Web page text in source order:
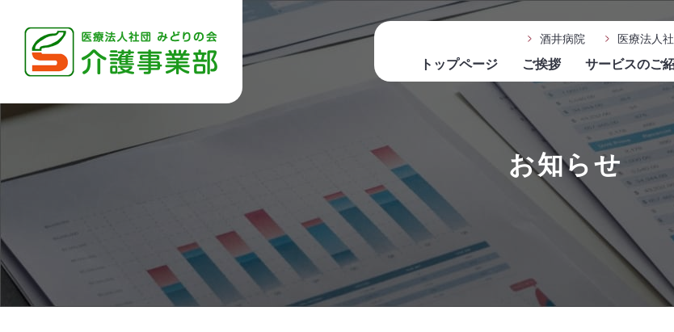
酒井病院 医療法人
トップページ ご挨拶 サービスのご
お知らせ